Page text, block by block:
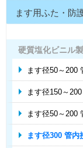
ます用ふた・防
硬質塩化ビニル
ます径50～200
ます径150～
ます径50～200
ます径300 管内